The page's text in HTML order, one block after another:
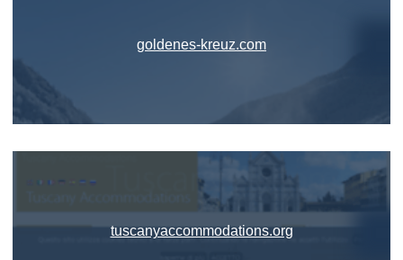
goldenes-kreuz.com
tuscanyaccommodations.org